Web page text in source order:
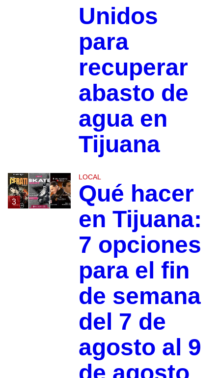
Unidos
para
recuperar
abasto de
agua en
Tijuana
3
LOCAL
Qué hacer
en Tijuana:
7 opciones
para el fin
de semana
del 7 de
agosto al 9
de agosto